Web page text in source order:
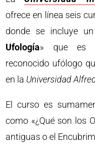
ofrece en línea seis
donde se incluye
Ufología» que es
reconocido ufólogo
en la Universidad
El curso es
como «¿Qué son los
antiguas o el